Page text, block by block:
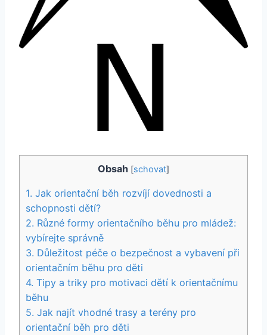
Obsah [schovat]
1. Jak orientační běh rozvíjí dovednosti a
schopnosti dětí?
2. Různé formy orientačního běhu pro mládež:
vybírejte správně
3. Důležitost péče o bezpečnost a vybavení při
orientačním běhu pro děti
4. Tipy a triky pro motivaci dětí k orientačnímu
běhu
5. Jak najít vhodné trasy a terény pro
orientační běh pro děti